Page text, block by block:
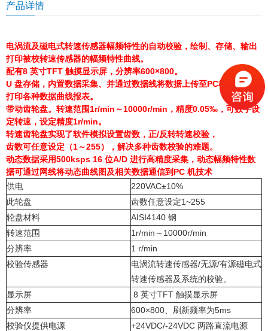
产品详情
电涡流及磁电式转速传感器幅频特性的自动校验，绘制、存储、输出
打印被校转速传感器的幅频特性曲线。
配有8 英寸TFT 触摸显示屏，分辨率600×800。
U 盘存储，内置数据采集、并通过数据线将数据上传至PC机进行脱机
打印各种数据曲线报表。
带动齿轮盘。转速范围1r/min～10000r/min，精度0.05‰，可数字设
定转速，设定精度1r/min。
转速齿轮盘实现了软件模拟设置齿数，正/反转转速校验，
齿数可任意设定（1～255），解决多种齿数校验的难题。
动态数据采用500ksps 16 位A/D 进行高精度采集，动态幅频特性数
据可通过网线将动态曲线图及相关数据通信到PC 机技术
供电
220VAC±10%
此轮盘
齿数任意设定1~255
轮盘材料
AISI4140 钢
转速范围
1r/min～10000r/min
分辨率
1 r/min
校验传感器
电涡流转速传感器/无源/有源磁电式
转速传感器及系统的校验。
显示屏
8 英寸TFT 触摸显示屏
分辨率
600×800、刷新频率为5ms
校验仪提供电源
+24VDC/-24VDC 两路直流电源